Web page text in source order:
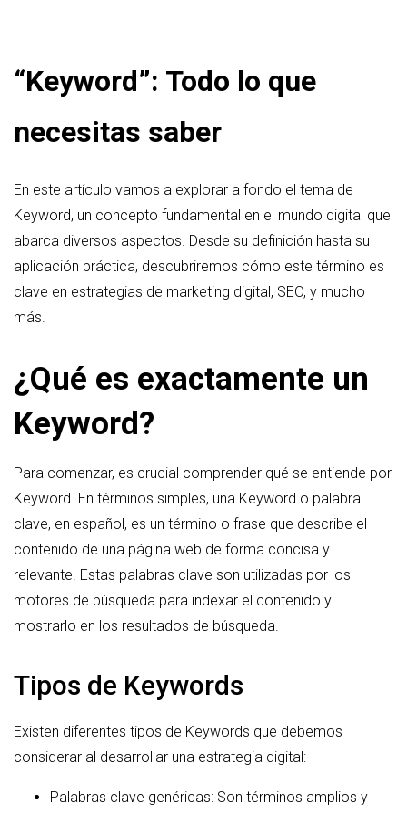
“Keyword”: Todo lo que
necesitas saber
En este artículo vamos a explorar a fondo el tema de
Keyword, un concepto fundamental en el mundo digital que
abarca diversos aspectos. Desde su definición hasta su
aplicación práctica, descubriremos cómo este término es
clave en estrategias de marketing digital, SEO, y mucho
más.
¿Qué es exactamente un
Keyword?
Para comenzar, es crucial comprender qué se entiende por
Keyword. En términos simples, una Keyword o palabra
clave, en español, es un término o frase que describe el
contenido de una página web de forma concisa y
relevante. Estas palabras clave son utilizadas por los
motores de búsqueda para indexar el contenido y
mostrarlo en los resultados de búsqueda.
Tipos de Keywords
Existen diferentes tipos de Keywords que debemos
considerar al desarrollar una estrategia digital:
Palabras clave genéricas: Son términos amplios y